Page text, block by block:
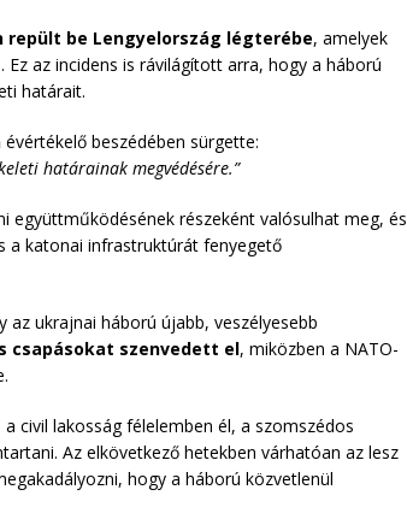
be Lengyelország légterébe, amelyek
az incidens is rávilágított arra, hogy a háború
határait.
évértékelő beszédében sürgette:
határainak megvédésére.”
együttműködésének részeként valósulhat meg, és
a katonai infrastruktúrát fenyegető
ukrajnai háború újabb, veszélyesebb
csapásokat szenvedett el, miközben a NATO-
civil lakosság félelemben él, a szomszédos
Az elkövetkező hetekben várhatóan az lesz
hogy a háború közvetlenül